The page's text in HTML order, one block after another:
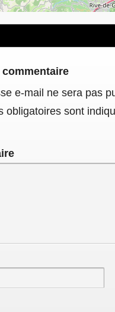
e-mail ne sera pas
obligatoires sont